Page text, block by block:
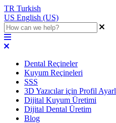
TR Turkish
US English (US)
Dental Reçineler
Kuyum Reçineleri
SSS
3D Yazıcılar için Profil
Dijital Kuyum Üretimi
Dijital Dental Üretim
Blog